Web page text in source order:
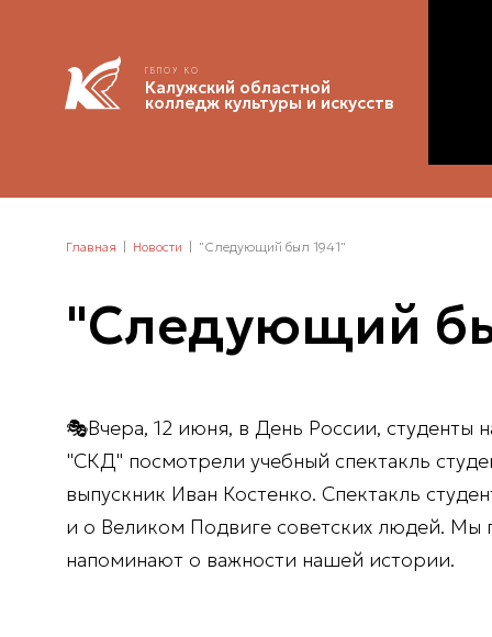
ГБПОУ КО
Калужский областной
колледж культуры и искусств
Главная Новости "Следующий был 1941"
"Следующий
🎭Вчера, 12 июня, в День России, студенты
"СКД" посмотрели учебный спектакль
выпускник Иван Костенко. Спектакль
и о Великом Подвиге советских людей. Мы
напоминают о важности нашей истории.